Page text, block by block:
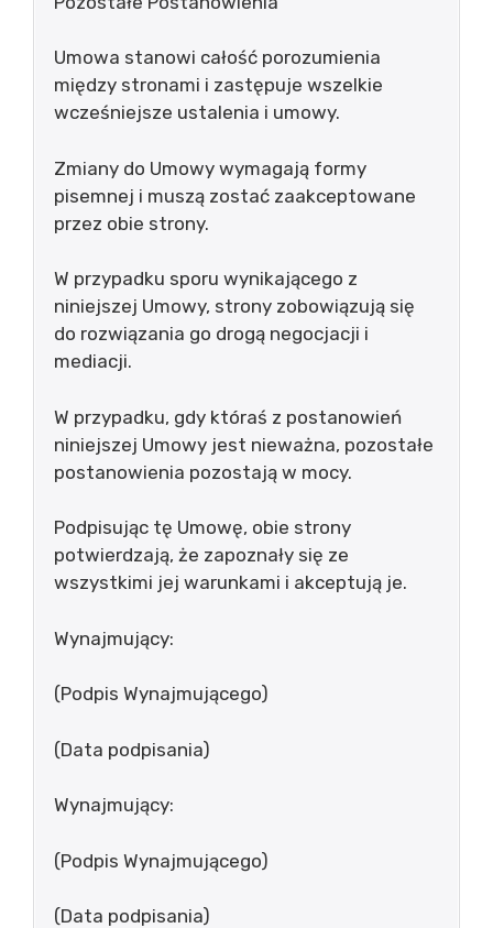
Umowa stanowi całość porozumienia
między stronami i zastępuje wszelkie
wcześniejsze ustalenia i umowy.
Zmiany do Umowy wymagają formy
pisemnej i muszą zostać zaakceptowane
przez obie strony.
W przypadku sporu wynikającego z
niniejszej Umowy, strony zobowiązują się
do rozwiązania go drogą negocjacji i
mediacji.
W przypadku, gdy któraś z postanowień
niniejszej Umowy jest nieważna, pozostałe
postanowienia pozostają w mocy.
Podpisując tę Umowę, obie strony
potwierdzają, że zapoznały się ze
wszystkimi jej warunkami i akceptują je.
Wynajmujący:
(Podpis Wynajmującego)
(Data podpisania)
Wynajmujący:
(Podpis Wynajmującego)
(Data podpisania)